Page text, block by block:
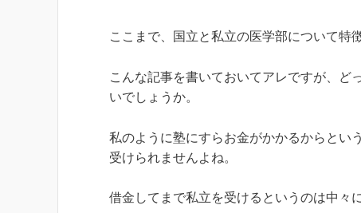
ここまで、国立と私立の医学部について特
こんな記事を書いておいてアレですが、ど
いでしょうか。
私のように塾にすらお金がかかるからとい
受けられませんよね。
借金してまで私立を受けるというのは中々